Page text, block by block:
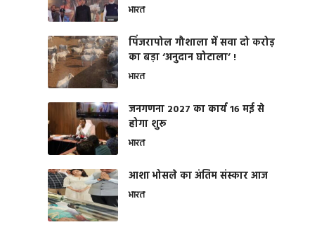
भारत
​पिंजरापोल गौशाला में सवा दो करोड़
का बड़ा ‘अनुदान घोटाला’ !
भारत
जनगणना 2027 का कार्य 16 मई से
होगा शुरू
भारत
आशा भोसले का अंतिम संस्कार आज
भारत